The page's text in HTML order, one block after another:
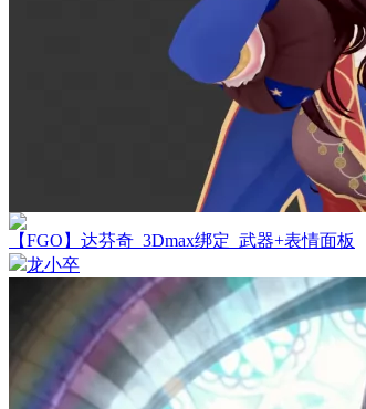
【FGO】达芬奇_3Dmax绑定_武器+表情面板
龙小卒